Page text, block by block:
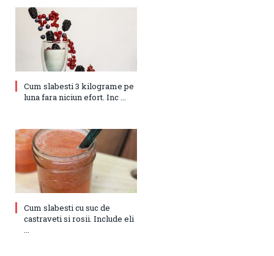
Cum slabesti 3 kilograme pe
luna fara niciun efort. Inc ...
Cum slabesti cu suc de
castraveti si rosii. Include eli
...